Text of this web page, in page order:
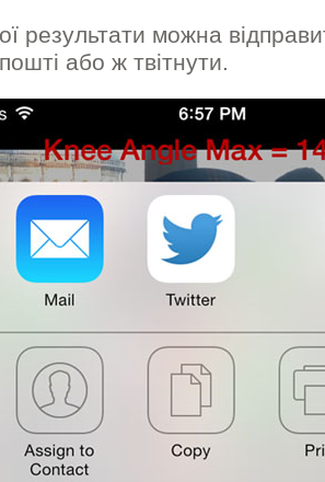
результати можна
або ж твітнути.